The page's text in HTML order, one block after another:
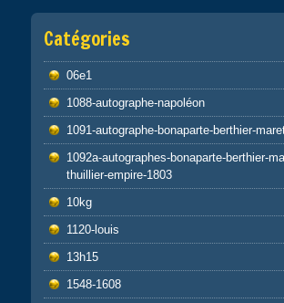
Catégories
06e1
1088-autographe-napoléon
1091-autographe-bonaparte-berthier-
1092a-autographes-bonaparte-berthier-
thuillier-empire-1803
10kg
1120-louis
13h15
1548-1608